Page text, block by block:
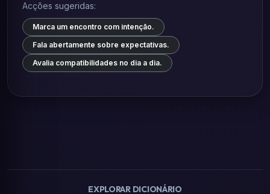
Acções sugeridas:
Marca um encontro com intenção.
Fala abertamente sobre expectativas.
Avalia compatibilidades no dia a dia.
EXPLORAR DICIONÁRIO